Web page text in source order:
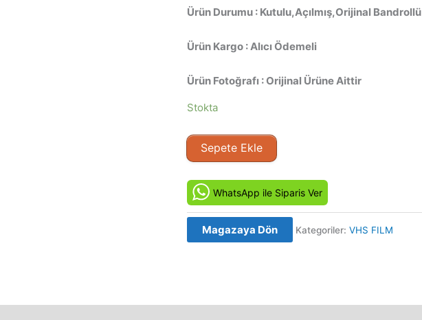
Ürün Durumu : Kutulu,Açılmış,Orijinal Bandrollü
Ürün Kargo : Alıcı Ödemeli
Ürün Fotoğrafı : Orijinal Ürüne Aittir
Stokta
Alaska
(1996)
Vhs
Kaset
Film
adet
Sepete Ekle
WhatsApp ile Siparis Ver
Magazaya Dön Kategoriler: VHS FILM